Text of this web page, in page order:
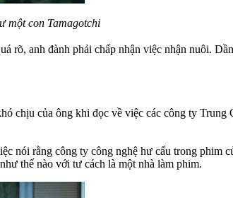
một con Tamagotchi
rõ, anh đành phải chấp nhận việc nhận nuôi.
chịu của ông khi đọc về việc các công ty Trung
nói rằng công ty công nghệ hư cấu trong phim
thế nào với tư cách là một nhà làm phim.